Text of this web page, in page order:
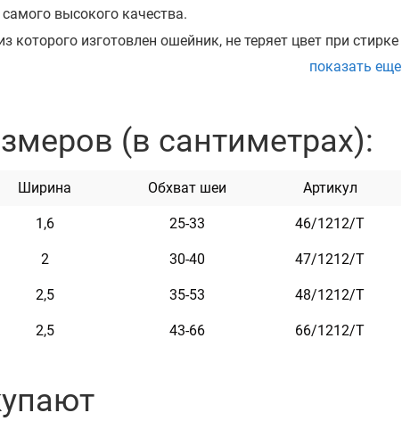
высокого качества.
которого изготовлен ошейник, не теряет цвет при стирке
информацию, например: кличка домашнего
лазера, поэтому со временем он не стирается и не
гибкий и не боится воды. Он практичен и
показать еще
(в сантиметрах):
Ширина Обхват шеи Артикул
1,6 25-33 46/1212/Т
2 30-40 47/1212/Т
2,5 35-53 48/1212/Т
2,5 43-66 66/1212/Т